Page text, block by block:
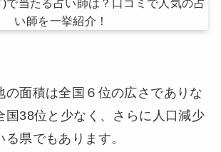
の面積は全国６位の広さでありな
国38位と少なく、さらに人口減少
県でもあります。